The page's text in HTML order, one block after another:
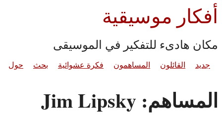
أفكار موسيقية
مكان هادىء للتفكير في الموسيقى
جديد القائلون المساهمون فكرة عشوائية بحث حول
المساهم: Jim Lipsky